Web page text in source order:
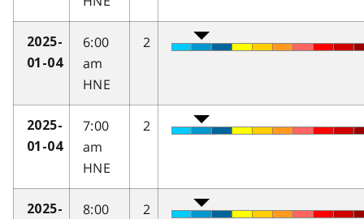
2025-
01-04
6:00
am
HNE
2
2025-
01-04
7:00
am
HNE
2
2025-
8:00
2